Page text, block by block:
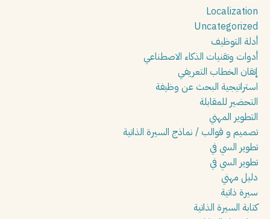
Localization
Uncategorized
أدلة التوظيف
أدوات وتقنيات الذكاء الاصطناعي
إتقان الخطاب التعريفي
استراتيجية البحث عن وظيفة
التحضير للمقابلة
التطوير المهني
تصميم و قوالب / نماذج السيرة الذاتية
تطوير السي في
تطوير السي في
دليل مهني
سيرة ذاتية
كتابة السيرة الذاتية